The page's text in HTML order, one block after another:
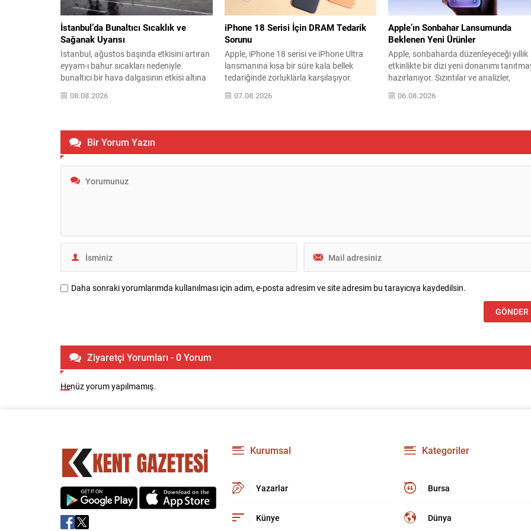
İstanbul’da Bunaltıcı Sıcaklık ve
Sağanak Uyarısı
İstanbul, ağustos başında etkisini artıran
eyyam-ı bahur sıcakları nedeniyle
bunaltıcı bir hava dalgasının etkisi altına
girdi. Kent genelinde nemin yüksekliği ve
gündüz sıcaklarının artışı, geceleri uyku
sakinlerine kısa ve orta vadede bazı
rahatlatıcı gelişmelerin sinyalini verdi;
özellikle bazı kesimlerde yağış beklentisi...
08.08.2026
iPhone 18 Serisi İçin DRAM Tedarik
Sorunu
Apple, iPhone 18 serisi ve iPhone Ultra
lansmanına kısa bir süre kala bellek
tedariğinde zorluklarla karşılaşıyor.
Montaj süreçlerini hızlandırmak için
tedarik siparişlerini öne çekse de, gerekli
07.08.2026
Apple’ın Sonbahar Lansumunda
Beklenen Yeni Ürünler
Apple, sonbaharda düzenleyeceği yıllık
etkinlikte bir dizi yeni donanımı
hazırlanıyor. Sızıntılar ve analizler,
etkinlikte en az beş yeni ürünün sahne
alabileceğine işaret ediyor; bunların
06.08.2026
Bir Yorum Yazın
Daha sonraki yorumlarımda kullanılması için adım, e-posta adresim ve site adresim bu tarayıcıya kaydedilsin.
Ziyaretçi Yorumları - 0 Yorum
Henüz yorum yapılmamış.
Kurumsal
Yazarlar
Künye
Kategoriler
Bursa
Dünya